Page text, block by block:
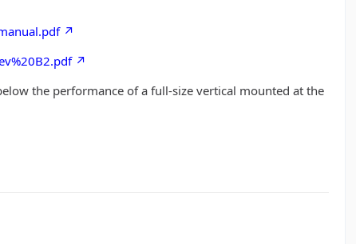
the performance of a full-size vertical mounted at the